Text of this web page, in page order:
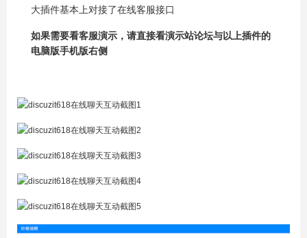
大插件基本上对接了在线客服接口
如果需要看客服演示，请直接看演示站论坛与以上插件的
电脑版手机版右侧